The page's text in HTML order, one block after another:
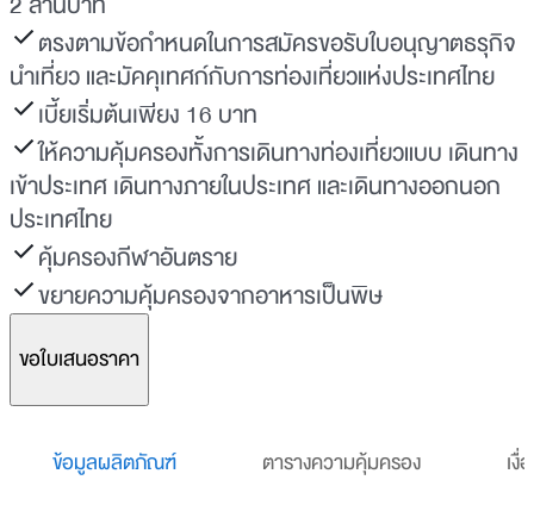
ตรงตามข้อกำหนดในการสมัครขอรับใบอนุญาตธรุกิจ
นำเที่ยว และมัคคุเทศก์กับการท่องเที่ยวแห่งประเทศไทย
เบี้ยเริ่มต้นเพียง 16 บาท
ให้ความคุ้มครองทั้งการเดินทางท่องเที่ยวแบบ เดินทาง
เข้าประเทศ เดินทางภายในประเทศ และเดินทางออกนอก
ประเทศไทย
คุ้มครองกีฬาอันตราย
ขยายความคุ้มครองจากอาหารเป็นพิษ
ขอใบเสนอราคา
ข้อมูลผลิตภัณฑ์ ตารางความคุ้มครอง เงื่